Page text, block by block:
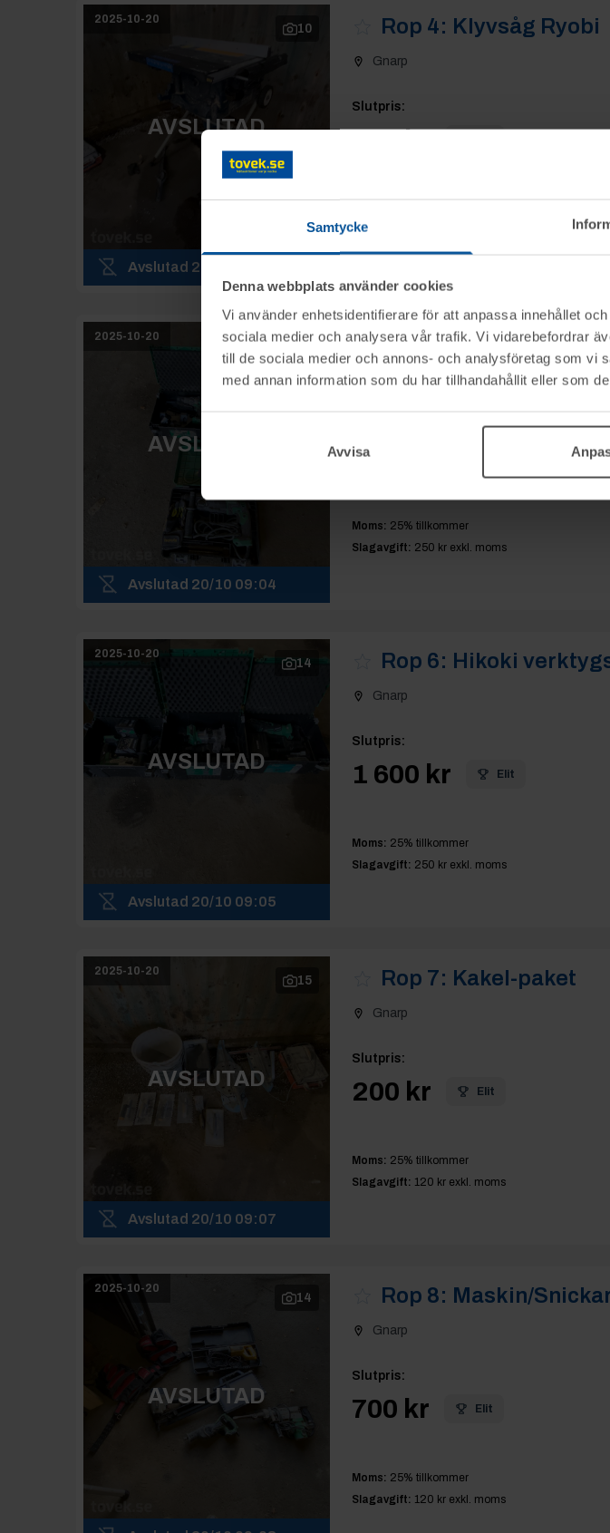
Samtycke
Denna webbplats använder cookies
Vi använder enhetsidentifierare för att anpassa innehållet
sociala medier och analysera vår trafik. Vi vidarebefordrar
till de sociala medier och annons- och analysföretag som vi
med annan information som du har tillhandahållit eller som
Avvisa
2025-10-20
10
AVSLUTAD
Avslutad 20/10 09:03
Rop 4: Klyvsåg Ryobi
Gnarp
Slutpris:
800 kr
Slagavgift:
2025-10-20
16
AVSLUTAD
Avslutad 20/10 09:04
Rop 5:Hikoki
Gnarp
1 800 kr
Moms: 25% tillkommer
Slagavgift: 250 krexkl. moms
2025-10-20
14
AVSLUTAD
Avslutad 20/10 09:05
Rop 6: Hikoki
Gnarp
Slutpris:
1 600 kr Elit
Moms: 25% tillkommer
Slagavgift: 250 krexkl. moms
2025-10-20
15
AVSLUTAD
Avslutad 20/10 09:07
Rop 7: Kakel-paket
Gnarp
Slutpris:
200 kr Elit
Moms: 25% tillkommer
Slagavgift: 120 krexkl. moms
2025-10-20
14
AVSLUTAD
Rop 8: Maskin/
Gnarp
Slutpris:
700 kr Elit
Moms: 25% tillkommer
Slagavgift: 120 krexkl. moms